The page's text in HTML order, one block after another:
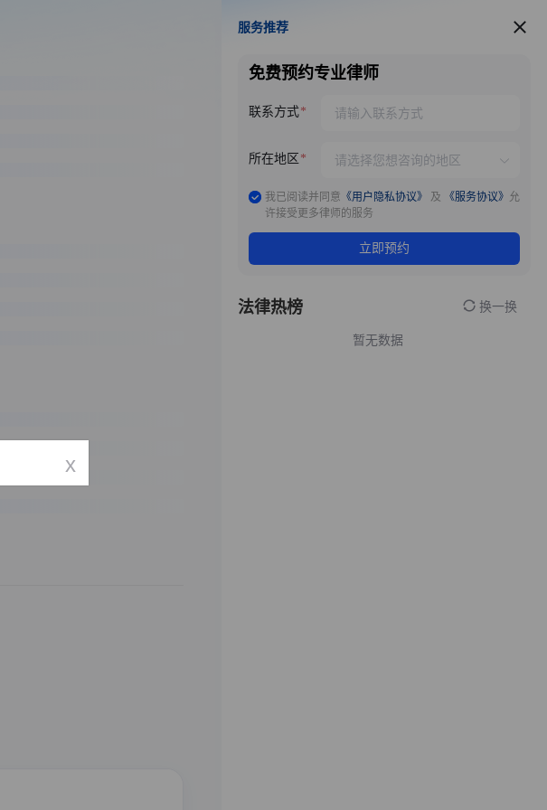
服务推荐
服务推荐
免费预约专业律师
联系方式
所在地区
我已阅读并同意 《用户隐私协议》 及 《服务协议》 允
许接受更多律师的服务
立即预约
法律热榜 换一换
暂无数据
x